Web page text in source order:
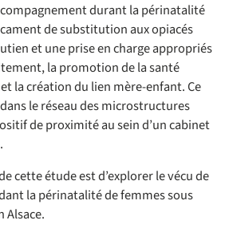
durant la périnatalité
de substitution aux opiacés
et une prise en charge appropriés
la promotion de la santé
la création du lien mère-enfant. Ce
le réseau des microstructures
de proximité au sein d’un cabinet
cette étude est d’explorer le vécu de
la périnatalité de femmes sous
Alsace.